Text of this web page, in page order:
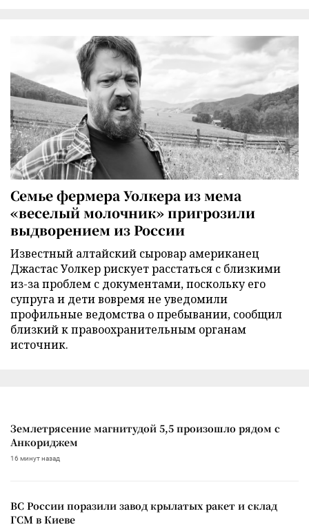
Семье фермера Уолкера из мема
«веселый молочник» пригрозили
выдворением из России
Известный алтайский сыровар американец
Джастас Уолкер рискует расстаться с близкими
из-за проблем с документами, поскольку его
супруга и дети вовремя не уведомили
профильные ведомства о пребывании, сообщил
близкий к правоохранительным органам
источник.
Землетрясение магнитудой 5,5 произошло рядом с
Анкориджем
16 минут назад
ВС России поразили завод крылатых ракет и склад
ГСМ в Киеве